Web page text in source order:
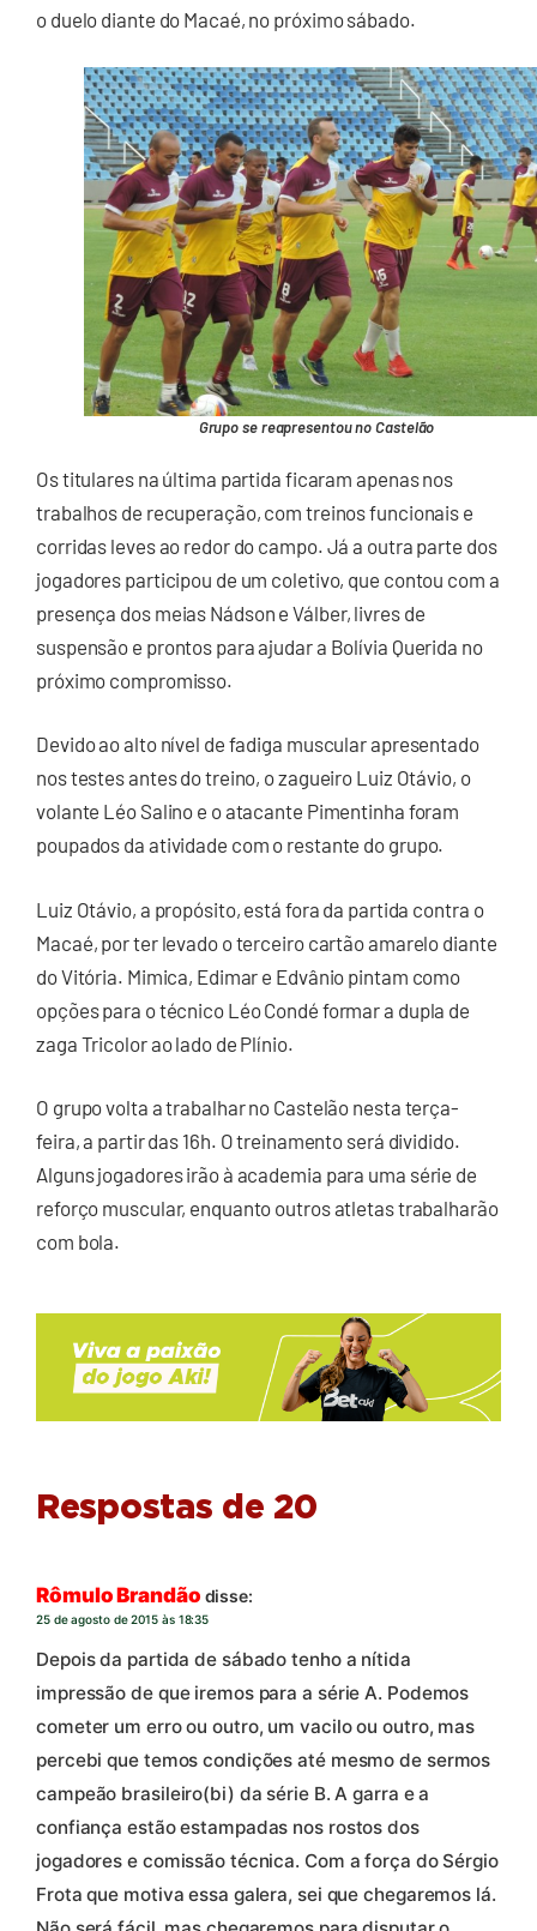
o duelo diante do Macaé, no próximo sábado.
Grupo se reapresentou no Castelão
Os titulares na última partida ficaram apenas nos
trabalhos de recuperação, com treinos funcionais e
corridas leves ao redor do campo. Já a outra parte dos
jogadores participou de um coletivo, que contou com a
presença dos meias Nádson e Válber, livres de
suspensão e prontos para ajudar a Bolívia Querida no
próximo compromisso.
Devido ao alto nível de fadiga muscular apresentado
nos testes antes do treino, o zagueiro Luiz Otávio, o
volante Léo Salino e o atacante Pimentinha foram
poupados da atividade com o restante do grupo.
Luiz Otávio, a propósito, está fora da partida contra o
Macaé, por ter levado o terceiro cartão amarelo diante
do Vitória. Mimica, Edimar e Edvânio pintam como
opções para o técnico Léo Condé formar a dupla de
zaga Tricolor ao lado de Plínio.
O grupo volta a trabalhar no Castelão nesta terça-
feira, a partir das 16h. O treinamento será dividido.
Alguns jogadores irão à academia para uma série de
reforço muscular, enquanto outros atletas trabalharão
com bola.
Respostas de 20
Rômulo Brandão disse:
25 de agosto de 2015 às 18:35
Depois da partida de sábado tenho a nítida
impressão de que iremos para a série A. Podemos
cometer um erro ou outro, um vacilo ou outro, mas
percebi que temos condições até mesmo de sermos
campeão brasileiro(bi) da série B. A garra e a
confiança estão estampadas nos rostos dos
jogadores e comissão técnica. Com a força do Sérgio
Frota que motiva essa galera, sei que chegaremos lá.